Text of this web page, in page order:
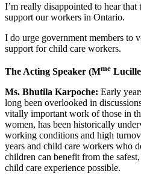
I’m really disappointed to hear that
support our workers in Ontario.
I do urge government members to
support for child care workers.
The Acting Speaker (Mme
Ms. Bhutila Karpoche: Early
long been overlooked in
vitally important work of those in
women, has been historically
working conditions and high
years and child care workers who
children can benefit from the
child care experience possible.